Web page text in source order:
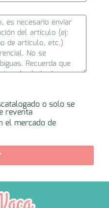
o solo se
reventa
el mercado de